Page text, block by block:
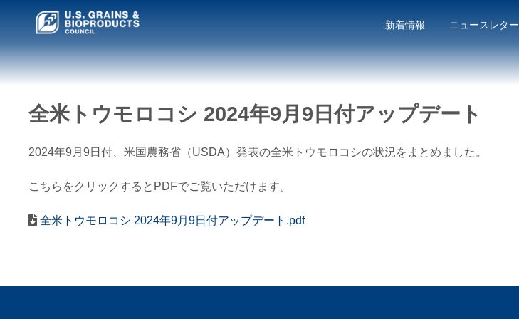
新着情報 ニュースレター
全米トウモロコシ 2024年9月9日付アップデート
2024年9月9日付、米国農務省（USDA）発表の全米トウモロコシの状況をまとめました。
こちらをクリックするとPDFでご覧いただけます。
全米トウモロコシ 2024年9月9日付アップデート.pdf